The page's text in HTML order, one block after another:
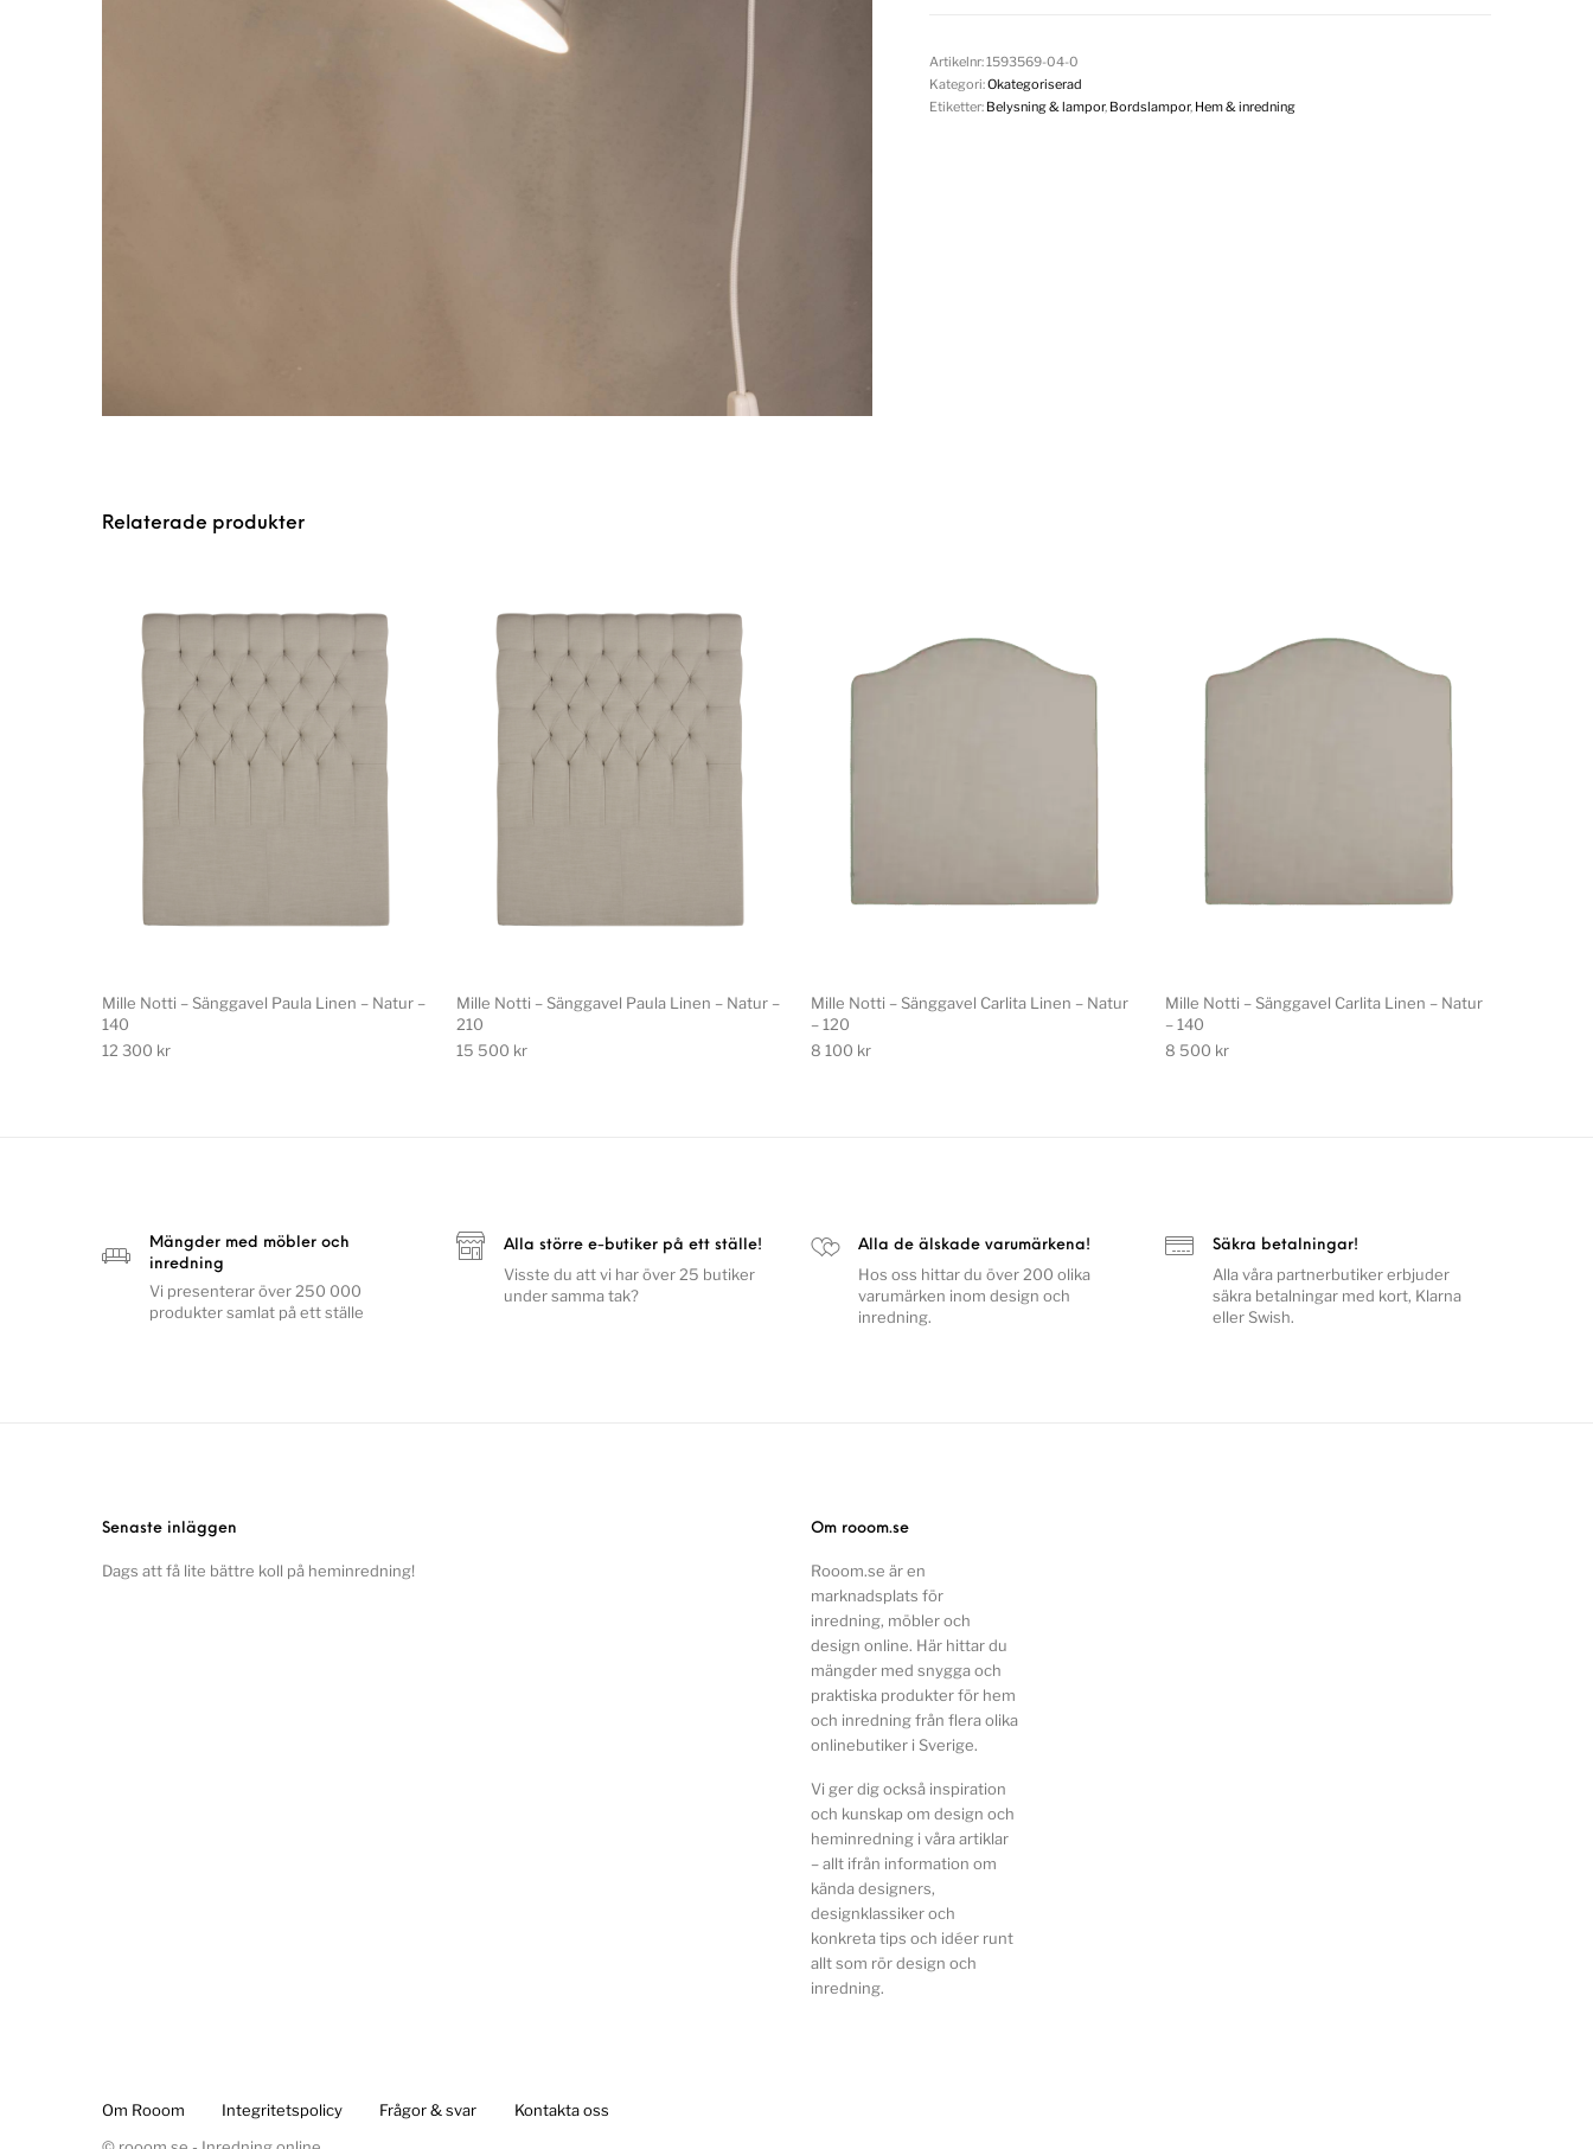
Artikelnr:1593569-04-0
Kategori:Okategoriserad
Etiketter: Belysning & lampor, Bordslampor, Hem & inredning
Relaterade produkter
Mille Notti – Sänggavel Paula Linen – Natur –
140
12 300 kr
Mille Notti – Sänggavel Paula Linen – Natur –
210
15 500 kr
Mille Notti – Sänggavel Carlita Linen – Natur
– 120
8 100 kr
Mille Notti – Sänggavel Carlita Linen – Natur
– 140
8 500 kr
Mängder med möbler och
inredning
Vi presenterar över 250 000
produkter samlat på ett ställe
Alla större e-butiker på ett ställe!
Visste du att vi har över 25 butiker
under samma tak?
Alla de älskade varumärkena!
Hos oss hittar du över 200 olika
varumärken inom design och
inredning.
Säkra betalningar!
Alla våra partnerbutiker erbjuder
säkra betalningar med kort, Klarna
eller Swish.
Senaste inläggen
Dags att få lite bättre koll på heminredning!
Om rooom.se
Rooom.se är en
marknadsplats för
inredning, möbler och
design online. Här hittar du
mängder med snygga och
praktiska produkter för hem
och inredning från flera olika
onlinebutiker i Sverige.
Vi ger dig också inspiration
och kunskap om design och
heminredning i våra artiklar
– allt ifrån information om
kända designers,
designklassiker och
konkreta tips och idéer runt
allt som rör design och
inredning.
Om Rooom Integritetspolicy Frågor & svar
Kontakta oss